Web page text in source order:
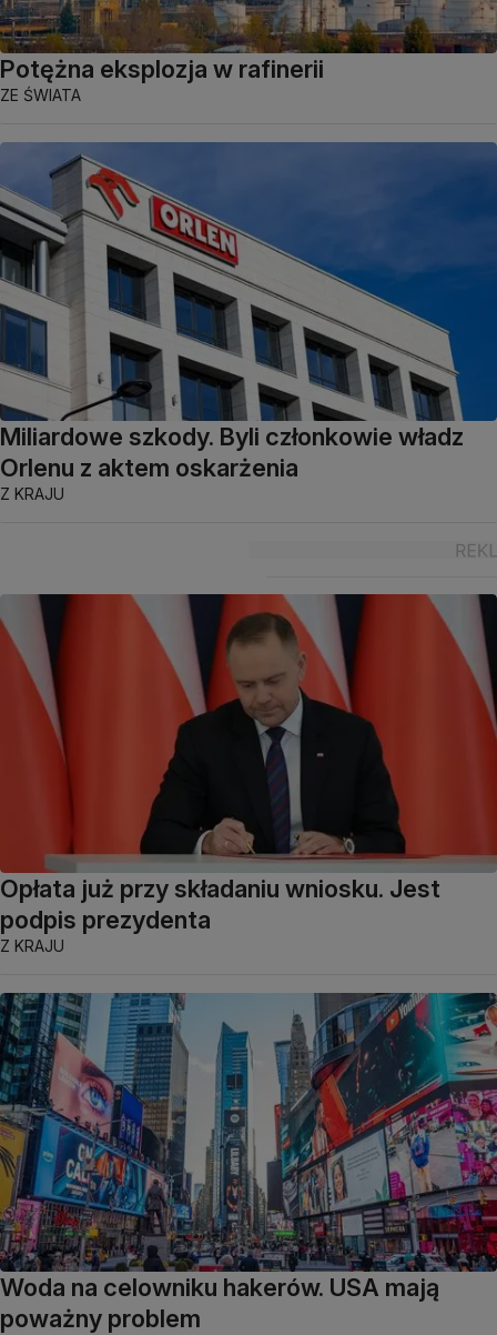
Potężna eksplozja w rafinerii
ZE ŚWIATA
Miliardowe szkody. Byli członkowie władz
Orlenu z aktem oskarżenia
Z KRAJU
Opłata już przy składaniu wniosku. Jest
podpis prezydenta
Z KRAJU
Woda na celowniku hakerów. USA mają
poważny problem